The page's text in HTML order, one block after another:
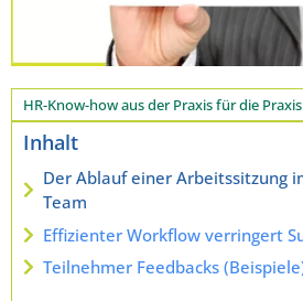
HR-Know-how aus der Praxis für die Praxis
Inhalt
Der Ablauf einer Arbeitssitzung
Team
Effizienter Workflow verringert
Teilnehmer Feedbacks